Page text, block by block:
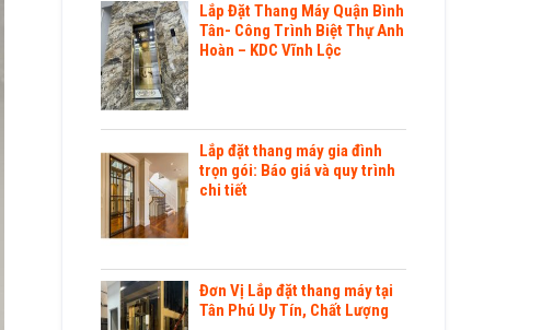
Lắp Đặt Thang Máy Quận Bình
Tân- Công Trình Biệt Thự Anh
Hoàn – KDC Vĩnh Lộc
Lắp đặt thang máy gia đình
trọn gói: Báo giá và quy trình
chi tiết
Đơn Vị Lắp đặt thang máy tại
Tân Phú Uy Tín, Chất Lượng